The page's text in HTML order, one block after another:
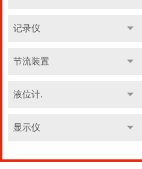
记录仪
节流装置
液位计.
显示仪